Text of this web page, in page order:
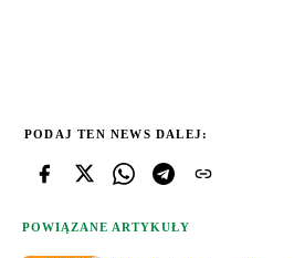
PODAJ TEN NEWS DALEJ:
POWIĄZANE ARTYKUŁY